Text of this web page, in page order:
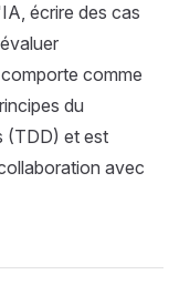
écrire des cas
comme
du
(TDD) et est
avec